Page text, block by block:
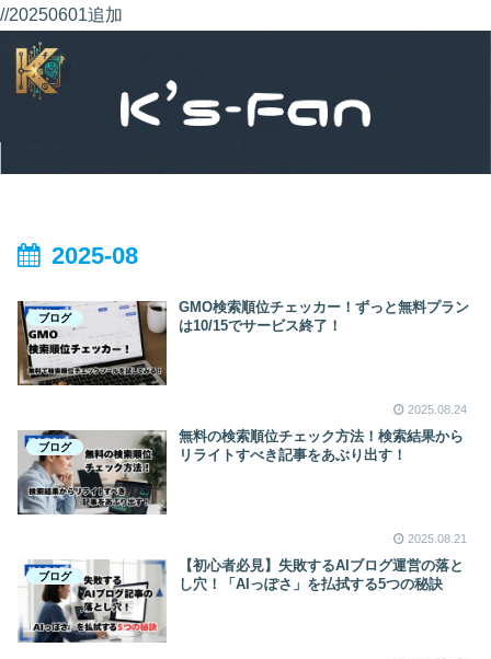
//20250601追加
2025-08
ブログ
GMO検索順位チェッカー！ずっと無料プラン
は10/15でサービス終了！
2025.08.24
ブログ
無料の検索順位チェック方法！検索結果から
リライトすべき記事をあぶり出す！
2025.08.21
ブログ
【初心者必見】失敗するAIブログ運営の落と
し穴！「AIっぽさ」を払拭する5つの秘訣